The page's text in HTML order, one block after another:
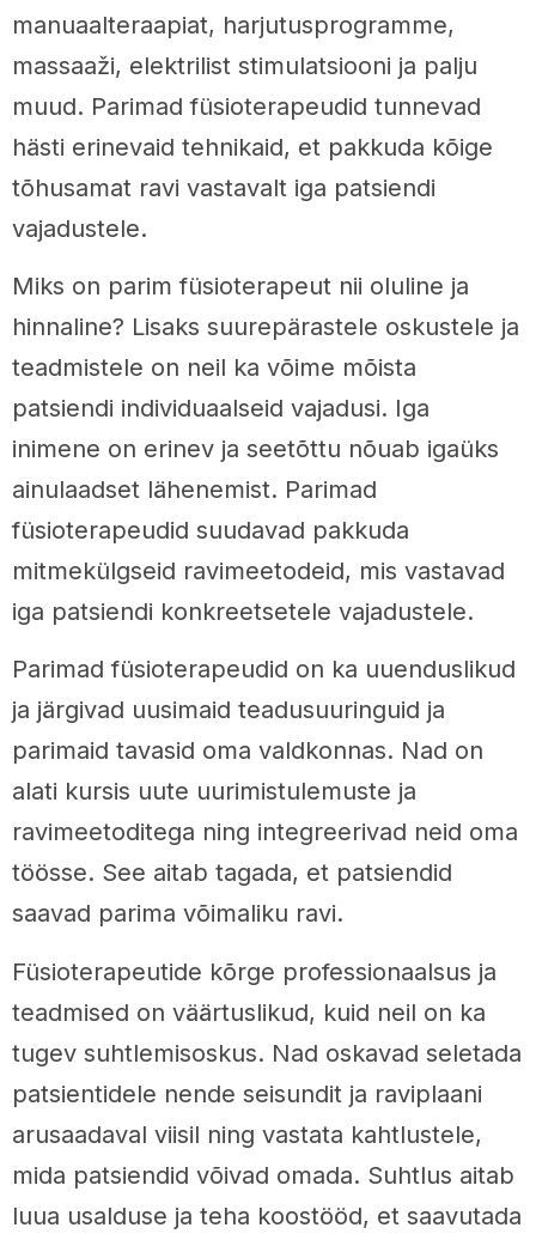
manuaalteraapiat, harjutusprogramme,
massaaži, elektrilist stimulatsiooni ja palju
muud. Parimad füsioterapeudid tunnevad
hästi erinevaid tehnikaid, et pakkuda kõige
tõhusamat ravi vastavalt iga patsiendi
vajadustele.
Miks on parim füsioterapeut nii oluline ja
hinnaline? Lisaks suurepärastele oskustele ja
teadmistele on neil ka võime mõista
patsiendi individuaalseid vajadusi. Iga
inimene on erinev ja seetõttu nõuab igaüks
ainulaadset lähenemist. Parimad
füsioterapeudid suudavad pakkuda
mitmekülgseid ravimeetodeid, mis vastavad
iga patsiendi konkreetsetele vajadustele.
Parimad füsioterapeudid on ka uuenduslikud
ja järgivad uusimaid teadusuuringuid ja
parimaid tavasid oma valdkonnas. Nad on
alati kursis uute uurimistulemuste ja
ravimeetoditega ning integreerivad neid oma
töösse. See aitab tagada, et patsiendid
saavad parima võimaliku ravi.
Füsioterapeutide kõrge professionaalsus ja
teadmised on väärtuslikud, kuid neil on ka
tugev suhtlemisoskus. Nad oskavad seletada
patsientidele nende seisundit ja raviplaani
arusaadaval viisil ning vastata kahtlustele,
mida patsiendid võivad omada. Suhtlus aitab
luua usalduse ja teha koostööd, et saavutada